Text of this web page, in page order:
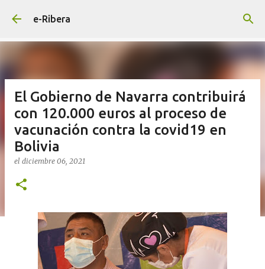
e-Ribera
El Gobierno de Navarra contribuirá
con 120.000 euros al proceso de
vacunación contra la covid19 en
Bolivia
el diciembre 06, 2021